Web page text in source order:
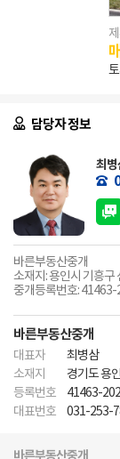
담당자 정보
최병
바른부동산중개
소재지: 용인시 기흥구
중개등록번호:
바른부동산중개
대표자
최병삼
소재지
경기도 용
등록번호
41463-
대표번호
031-253-
바른부동산중개